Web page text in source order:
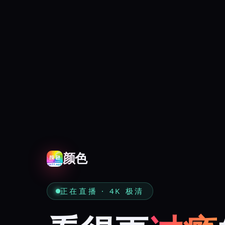
颜色
正在直播 · 4K 极清